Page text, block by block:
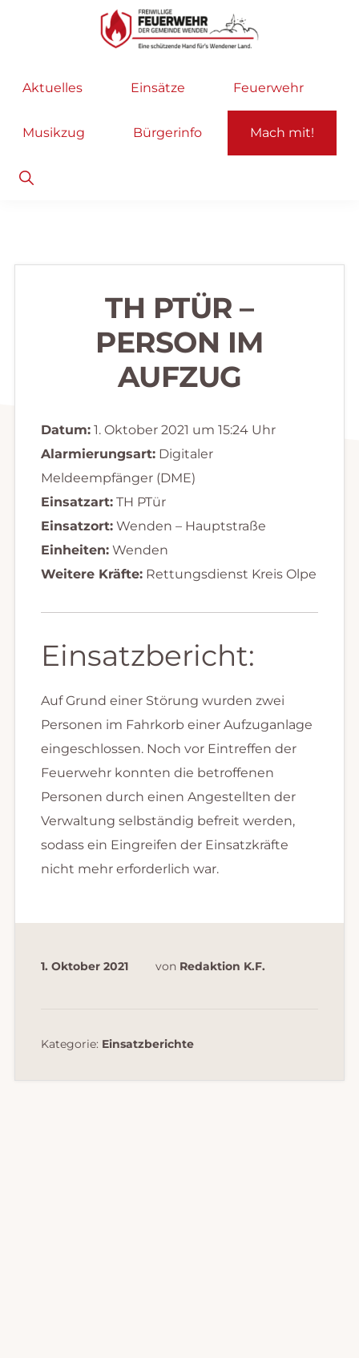
Hauptnavigation
Feuerwehr
helfen
selbstverständlich!
Aktuelles Einsätze Feuerwehr
Musikzug Bürgerinfo Mach mit!
Show
Search
TH PTÜR –
PERSON IM
AUFZUG
Datum:1. Oktober 2021 um 15:24 Uhr
Alarmierungsart:Digitaler
Meldeempfänger (DME)
Einsatzart:TH PTür
Einsatzort:Wenden – Hauptstraße
Einheiten:Wenden
Weitere Kräfte:Rettungsdienst Kreis Olpe
Einsatzbericht:
Auf Grund einer Störung wurden zwei
Personen im Fahrkorb einer Aufzuganlage
eingeschlossen. Noch vor Eintreffen der
Feuerwehr konnten die betroffenen
Personen durch einen Angestellten der
Verwaltung selbständig befreit werden,
sodass ein Eingreifen der Einsatzkräfte
nicht mehr erforderlich war.
1. Oktober 2021 von Redaktion K.F.
Kategorie: Einsatzberichte